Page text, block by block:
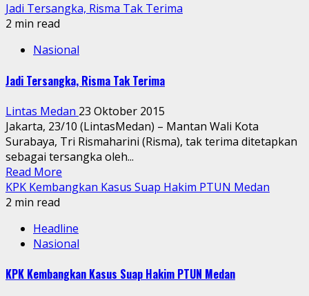
Jadi Tersangka, Risma Tak Terima
2 min read
Nasional
Jadi Tersangka, Risma Tak Terima
Lintas Medan 23 Oktober 2015
Jakarta, 23/10 (LintasMedan) – Mantan Wali Kota
Surabaya, Tri Rismaharini (Risma), tak terima ditetapkan
sebagai tersangka oleh...
Read More
KPK Kembangkan Kasus Suap Hakim PTUN Medan
2 min read
Headline
Nasional
KPK Kembangkan Kasus Suap Hakim PTUN Medan